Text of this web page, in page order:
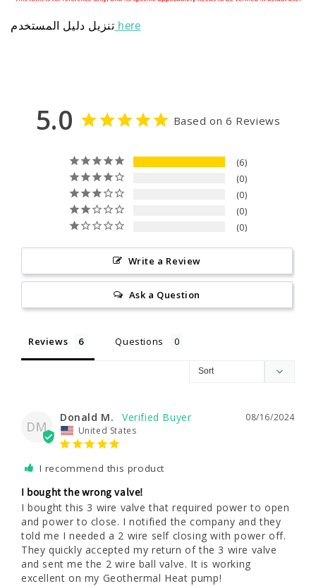
تنزيل دليل المستخدم here
5.0 Based on 6 Reviews
6
0
0
0
0
Write a Review
Ask a Question
Reviews Questions
DM
08/16/2024
Donald M.
United States
I recommend this product
I bought the wrong valve!
I bought this 3 wire valve that required power to open
and power to close. I notified the company and they
told me I needed a 2 wire self closing with power off.
They quickly accepted my return of the 3 wire valve
and sent me the 2 wire ball valve. It is working
excellent on my Geothermal Heat pump!